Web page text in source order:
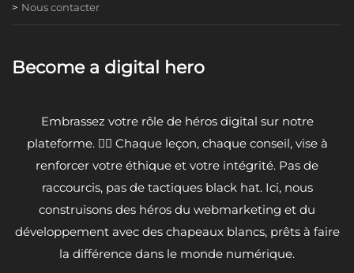
Nous contacter
Become a digital hero
Embrassez votre rôle de héros digital sur notre
plateforme. 🦸‍♂️ Chaque leçon, chaque conseil, vise à
renforcer votre éthique et votre intégrité. Pas de
raccourcis, pas de tactiques black hat. Ici, nous
construisons des héros du webmarketing et du
développement avec des chapeaux blancs, prêts à faire
la différence dans le monde numérique.